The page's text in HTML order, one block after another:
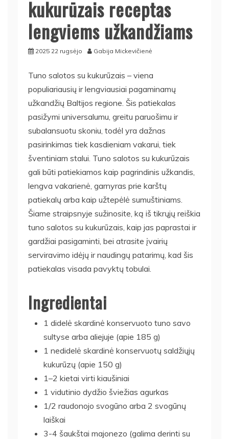
kukurūzais receptas
lengviems užkandžiams
2025 22 rugsėjo Gabija Mickevičienė
Tuno salotos su kukurūzais – viena
populiariausių ir lengviausiai pagaminamų
užkandžių Baltijos regione. Šis patiekalas
pasižymi universalumu, greitu paruošimu ir
subalansuotu skoniu, todėl yra dažnas
pasirinkimas tiek kasdieniam vakarui, tiek
šventiniam stalui. Tuno salotos su kukurūzais
gali būti patiekiamos kaip pagrindinis užkandis,
lengva vakarienė, garnyras prie karštų
patiekalų arba kaip užtepėlė sumuštiniams.
Šiame straipsnyje sužinosite, ką iš tikrųjų reiškia
tuno salotos su kukurūzais, kaip jas paprastai ir
gardžiai pasigaminti, bei atrasite įvairių
serviravimo idėjų ir naudingų patarimų, kad šis
patiekalas visada pavyktų tobulai.
Ingredientai
1 didelė skardinė konservuoto tuno savo
sultyse arba aliejuje (apie 185 g)
1 nedidelė skardinė konservuotų saldžiųjų
kukurūzų (apie 150 g)
1–2 kietai virti kiaušiniai
1 vidutinio dydžio šviežias agurkas
1/2 raudonojo svogūno arba 2 svogūnų
laiškai
3-4 šaukštai majonezo (galima derinti su